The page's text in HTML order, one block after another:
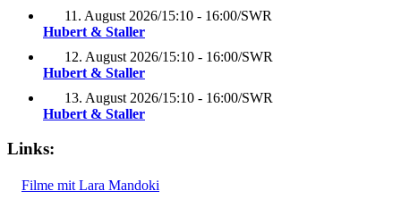
11. August 2026/15:10 - 16:00/SWR
Hubert & Staller
12. August 2026/15:10 - 16:00/SWR
Hubert & Staller
13. August 2026/15:10 - 16:00/SWR
Hubert & Staller
Links:
Filme mit Lara Mandoki